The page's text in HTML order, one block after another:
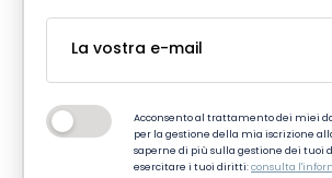
Acconsento al trattamento dei miei
per la gestione della mia iscrizione
saperne di più sulla gestione dei tuoi
esercitare i tuoi diritti:consulta